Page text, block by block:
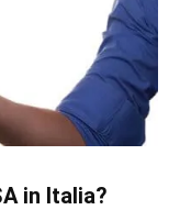
in Italia?